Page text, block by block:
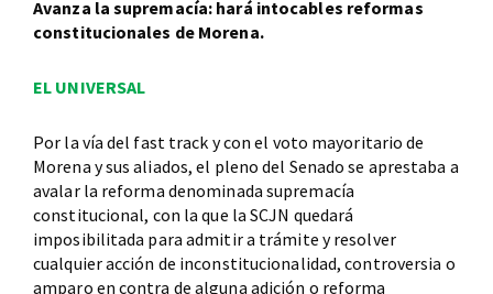
Avanza la supremacía: hará intocables reformas
constitucionales de Morena.
EL UNIVERSAL
Por la vía del fast track y con el voto mayoritario de
Morena y sus aliados, el pleno del Senado se aprestaba a
avalar la reforma denominada supremacía
constitucional, con la que la SCJN quedará
imposibilitada para admitir a trámite y resolver
cualquier acción de inconstitucionalidad, controversia o
amparo en contra de alguna adición o reforma